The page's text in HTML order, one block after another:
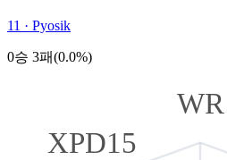
11 · Pyosik
0승 3패(0.0%)
WR
XPD15